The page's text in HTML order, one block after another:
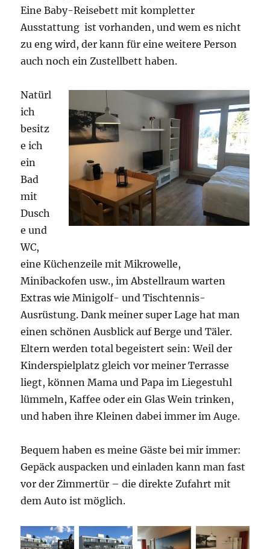
Eine Baby-Reisebett mit kompletter
Ausstattung ist vorhanden, und wem es nicht
zu eng wird, der kann für eine weitere Person
auch noch ein Zustellbett haben.
Natürl
ich
besitz
e ich
ein
Bad
mit
Dusch
e und
WC,
eine Küchenzeile mit Mikrowelle,
Minibackofen usw., im Abstellraum warten
Extras wie Minigolf- und Tischtennis-
Ausrüstung. Dank meiner super Lage hat man
einen schönen Ausblick auf Berge und Täler.
Eltern werden total begeistert sein: Weil der
Kinderspielplatz gleich vor meiner Terrasse
liegt, können Mama und Papa im Liegestuhl
lümmeln, Kaffee oder ein Glas Wein trinken,
und haben ihre Kleinen dabei immer im Auge.
Bequem haben es meine Gäste bei mir immer:
Gepäck auspacken und einladen kann man fast
vor der Zimmertür – die direkte Zufahrt mit
dem Auto ist möglich.